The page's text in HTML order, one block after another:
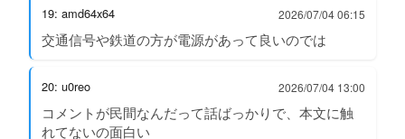
19: amd64x64 2026/07/04 06:15
交通信号や鉄道の方が電源があって良いのでは
20: u0reo 2026/07/04 13:00
コメントが民間なんだって話ばっかりで、本文に触
れてないの面白い